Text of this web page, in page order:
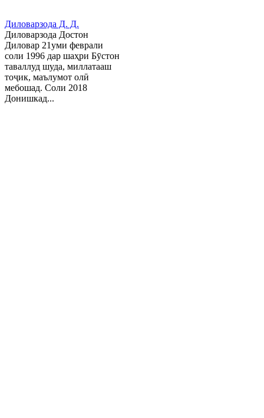
Диловарзода Д. Д.
Диловарзода Достон
Диловар 21уми феврали
соли 1996 дар шаҳри Бӯстон
таваллуд шуда, миллатааш
тоҷик, маълумот олӣ
мебошад. Соли 2018
Донишкад...